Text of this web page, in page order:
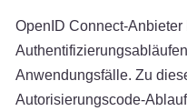
OpenID Connect-
Anwendungsfälle. Zu
Autorisierungscode-